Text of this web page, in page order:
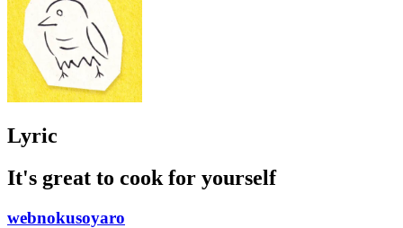
Lyric
It's great to cook for yourself
webnokusoyaro